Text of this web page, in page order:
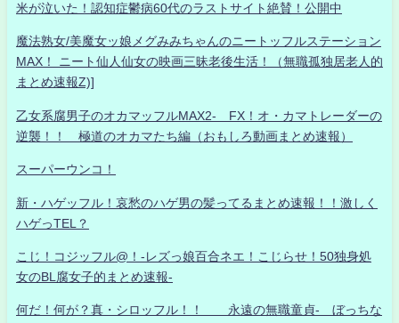
米が泣いた！認知症鬱病60代のラストサイト絶賛！公開中
魔法熟女/美魔女ッ娘メグみみちゃんのニートッフルステーション
MAX！ ニート仙人仙女の映画三昧老後生活！（無職孤独居老人的
まとめ速報Z)]
乙女系腐男子のオカマッフルMAX2- FX！オ・カマトレーダーの
逆襲！！ 極道のオカマたち編（おもしろ動画まとめ速報）
スーパーウンコ！
新・ハゲッフル！哀愁のハゲ男の髪ってるまとめ速報！！激しく
ハゲっTEL？
こじ！コジッフル@！-レズっ娘百合ネエ！こじらせ！50独身処
女のBL腐女子的まとめ速報-
何だ！何が？真・シロッフル！！ 永遠の無職童貞- ぼっちな